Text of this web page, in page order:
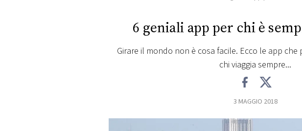
WEB
6 geniali app per chi è
Girare il mondo non è cosa facile. Ecco le app
chi viaggia sempre...
3 MAGGIO 2018